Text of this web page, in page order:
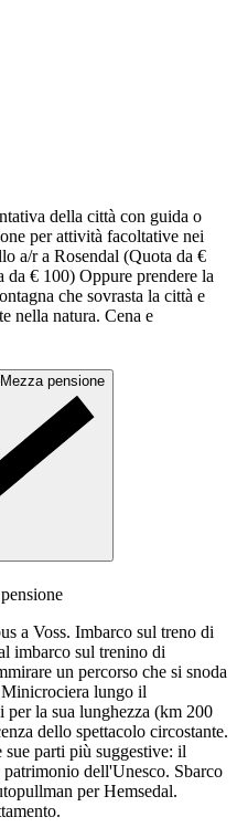
della città con guida o
per attività facoltative nei
a/r a Rosendal (Quota da €
€ 100) Oppure prendere la
che sovrasta la città e
nella natura. Cena e
Mezza pensione
a Voss. Imbarco sul treno di
imbarco sul trenino di
un percorso che si snoda
Minicrociera lungo il
la sua lunghezza (km 200
dello spettacolo circostante.
parti più suggestive: il
dell'Unesco. Sbarco
per Hemsedal.